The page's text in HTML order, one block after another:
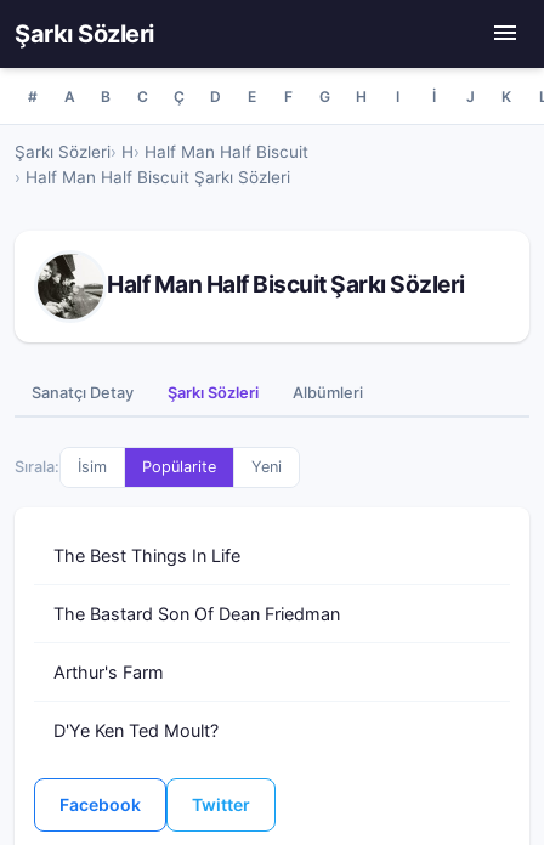
Şarkı Sözleri
# A B C Ç D E F G H I İ J K
Şarkı Sözleri H
Half Man Half Biscuit
Half Man Half Biscuit Şarkı Sözleri
Half Man Half Biscuit Şarkı Sözleri
Sanatçı Detay Şarkı Sözleri Albümleri
Sırala: İsim Popülarite Yeni
The Best Things In Life
The Bastard Son Of Dean Friedman
Arthur's Farm
D'Ye Ken Ted Moult?
Facebook Twitter